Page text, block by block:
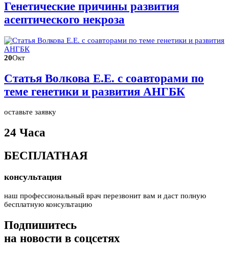
Генетические причины развития
асептического некроза
20Окт
Статья Волкова Е.Е. с соавторами по
теме генетики и развития АНГБК
оставьте заявку
24 Часа
БЕСПЛАТНАЯ
консультация
наш профессиональный врач перезвонит вам и даст полную
бесплатную консультацию
Подпишитесь
на новости в соцсетях